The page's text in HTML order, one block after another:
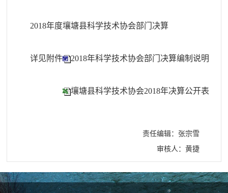
2018年度壤塘县科学技术协会部门决算
详见附件 2018年科学技术协会部门决算编制说明
壤塘县科学技术协会2018年决算公开表
责任编辑：张宗雪
审核人：黄捷